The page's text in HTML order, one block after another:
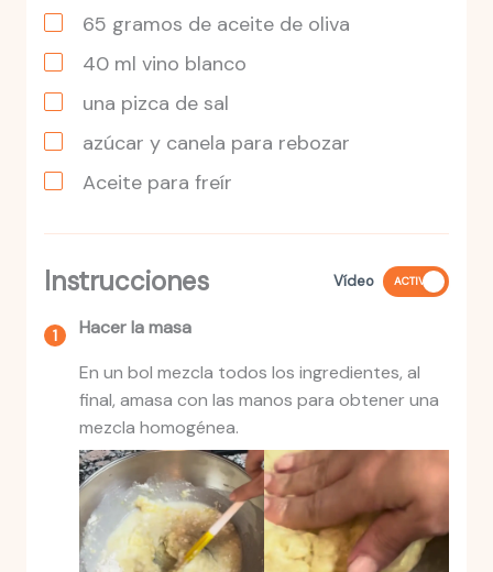
65 gramos de aceite de oliva
40 ml vino blanco
una pizca de sal
azúcar y canela para rebozar
Aceite para freír
Instrucciones Vídeo ACTIVO
Hacer la masa
En un bol mezcla todos los ingredientes, al
final, amasa con las manos para obtener una
mezcla homogénea.